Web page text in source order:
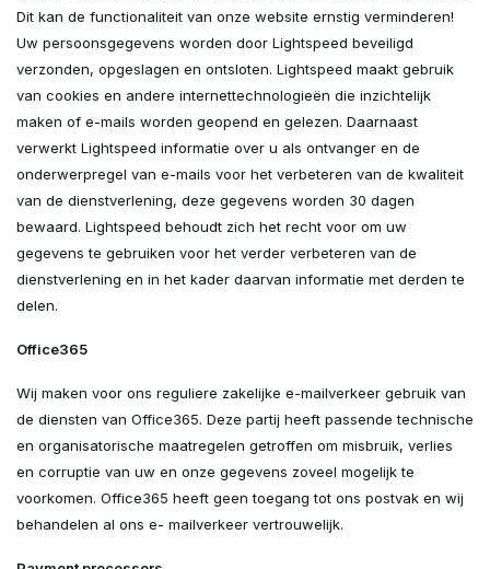
Dit kan de functionaliteit van onze website ernstig verminderen!
Uw persoonsgegevens worden door Lightspeed beveiligd
verzonden, opgeslagen en ontsloten. Lightspeed maakt gebruik
van cookies en andere internettechnologieën die inzichtelijk
maken of e-mails worden geopend en gelezen. Daarnaast
verwerkt Lightspeed informatie over u als ontvanger en de
onderwerpregel van e-mails voor het verbeteren van de kwaliteit
van de dienstverlening, deze gegevens worden 30 dagen
bewaard. Lightspeed behoudt zich het recht voor om uw
gegevens te gebruiken voor het verder verbeteren van de
dienstverlening en in het kader daarvan informatie met derden te
delen.
Office365
Wij maken voor ons reguliere zakelijke e-mailverkeer gebruik van
de diensten van Office365. Deze partij heeft passende technische
en organisatorische maatregelen getroffen om misbruik, verlies
en corruptie van uw en onze gegevens zoveel mogelijk te
voorkomen. Office365 heeft geen toegang tot ons postvak en wij
behandelen al ons e- mailverkeer vertrouwelijk.